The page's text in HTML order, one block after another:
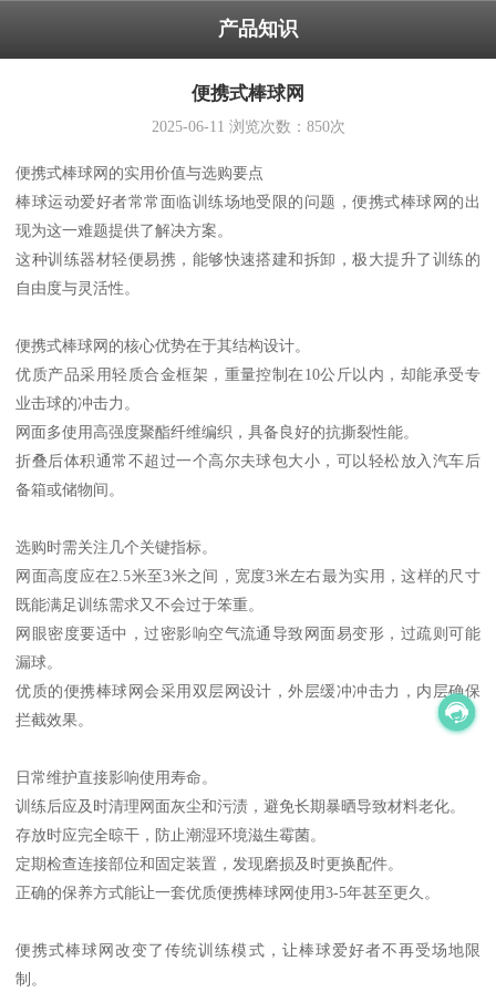
产品知识
便携式棒球网
2025-06-11 浏览次数： 850次
便携式棒球网的实用价值与选购要点
棒球运动爱好者常常面临训练场地受限的问题，便携式棒球网的出
现为这一难题提供了解决方案。
这种训练器材轻便易携，能够快速搭建和拆卸，极大提升了训练的
自由度与灵活性。
便携式棒球网的核心优势在于其结构设计。
优质产品采用轻质合金框架，重量控制在10公斤以内，却能承受专
业击球的冲击力。
网面多使用高强度聚酯纤维编织，具备良好的抗撕裂性能。
折叠后体积通常不超过一个高尔夫球包大小，可以轻松放入汽车后
备箱或储物间。
选购时需关注几个关键指标。
网面高度应在2.5米至3米之间，宽度3米左右最为实用，这样的尺寸
既能满足训练需求又不会过于笨重。
网眼密度要适中，过密影响空气流通导致网面易变形，过疏则可能
漏球。
优质的便携棒球网会采用双层网设计，外层缓冲冲击力，内层确保
拦截效果。
日常维护直接影响使用寿命。
训练后应及时清理网面灰尘和污渍，避免长期暴晒导致材料老化。
存放时应完全晾干，防止潮湿环境滋生霉菌。
定期检查连接部位和固定装置，发现磨损及时更换配件。
正确的保养方式能让一套优质便携棒球网使用3-5年甚至更久。
便携式棒球网改变了传统训练模式，让棒球爱好者不再受场地限
制。